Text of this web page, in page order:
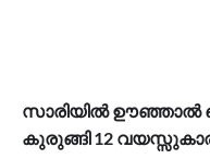
സാരിയിൽ ഊഞ്ഞാൽ
കുരുങ്ങി 12